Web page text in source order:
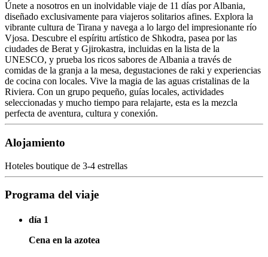
Únete a nosotros en un inolvidable viaje de 11 días por Albania,
diseñado exclusivamente para viajeros solitarios afines. Explora la
vibrante cultura de Tirana y navega a lo largo del impresionante río
Vjosa. Descubre el espíritu artístico de Shkodra, pasea por las
ciudades de Berat y Gjirokastra, incluidas en la lista de la
UNESCO, y prueba los ricos sabores de Albania a través de
comidas de la granja a la mesa, degustaciones de raki y experiencias
de cocina con locales. Vive la magia de las aguas cristalinas de la
Riviera. Con un grupo pequeño, guías locales, actividades
seleccionadas y mucho tiempo para relajarte, esta es la mezcla
perfecta de aventura, cultura y conexión.
Alojamiento
Hoteles boutique de 3-4 estrellas
Programa del viaje
día 1
Cena en la azotea